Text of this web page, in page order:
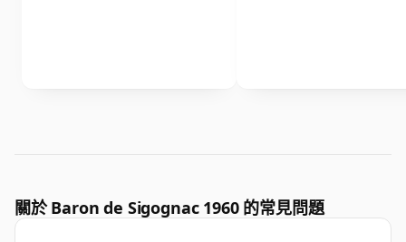
關於 Baron de Sigognac 1960 的常見問題